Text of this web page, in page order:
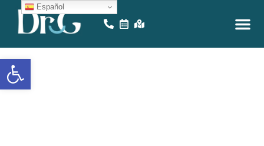
Abrir la barra de herramientas
Español